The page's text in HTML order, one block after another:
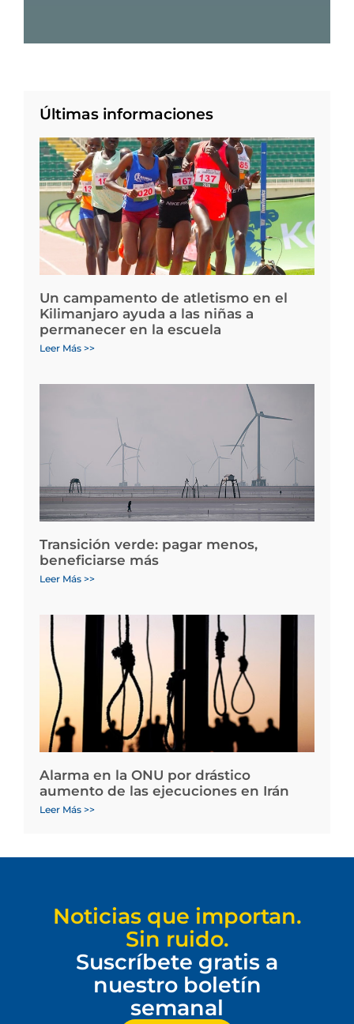
Últimas informaciones
Un campamento de atletismo en el
Kilimanjaro ayuda a las niñas a
permanecer en la escuela
Leer Más >>
Transición verde: pagar menos,
beneficiarse más
Leer Más >>
Alarma en la ONU por drástico
aumento de las ejecuciones en Irán
Leer Más >>
Noticias que importan.
Sin ruido.
Suscríbete gratis a
nuestro boletín
semanal